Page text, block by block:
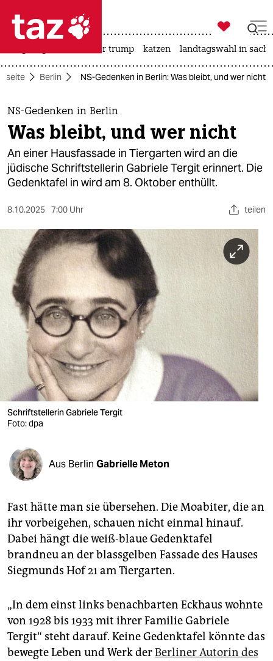
 taz zahl ich
taz zahl ich
themen
politik
öko
sport
berlin
nord
wahrheit
verlag
verlag
veranstaltungen
shop
fragen & hilfe
unterstützen
abo
genossenschaft
epaper login

taz zahl ich
usa unter trump katzen landtagswahl in
Berlin NS-Gedenken in Berlin: Was bleibt, und wer nicht
NS-Gedenken in Berlin
Was bleibt, und wer nicht
An einer Hausfassade in Tiergarten wird an die
jüdische Schriftstellerin Gabriele Tergit erinnert. Die
Gedenktafel in wird am 8. Oktober enthüllt.
8.10.2025 7:00 Uhr teilen
Schriftstellerin Gabriele Tergit
Foto: dpa
Aus Berlin Gabrielle Meton
Fast hätte man sie übersehen. Die Moabiter, die an
ihr vorbeigehen, schauen nicht einmal hinauf.
Dabei hängt die weiß-blaue Gedenktafel
brandneu an der blassgelben Fassade des Hauses
Siegmunds Hof 21 am Tiergarten.
„In dem einst links benachbarten Eckhaus wohnte
von 1928 bis 1933 mit ihrer Familie Gabriele
Tergit“ steht darauf. Keine Gedenktafel könnte das
bewegte Leben und Werk derBerliner Autorin des